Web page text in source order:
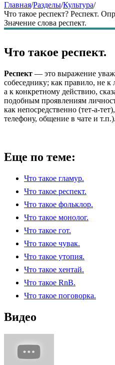
Главная/Разделы/Культура/
Что такое респект? Респект.
Значение слова респект.
Что такое респект.
Респект — это выражение
собеседнику; как правило, не
а к конкретному действию,
подобным проявлениям
как непосредственно (тет-а-
телефону, общение в чате и т.п.).
Еще по теме:
Что такое гламур.
Что такое респект.
Что такое фольклор.
Что такое монолог.
Что такое гот.
Что такое чувак.
Что такое утопия.
Что такое хентай.
Что такое RnB.
Что такое поговорка.
Видео